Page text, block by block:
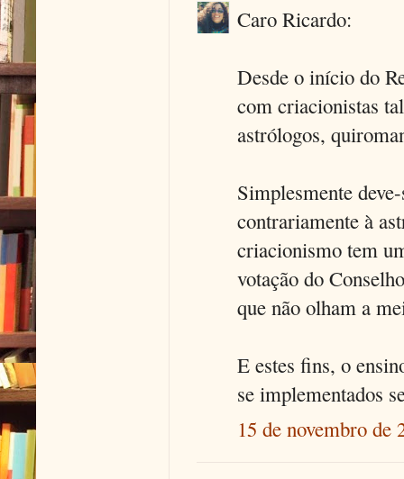
Caro Ricardo:
Desde o início do
com criacionistas
astrólogos,
Simplesmente
contrariamente à
criacionismo tem
votação do
que não olham a
E estes fins, o
se implementados
15 de novembro de